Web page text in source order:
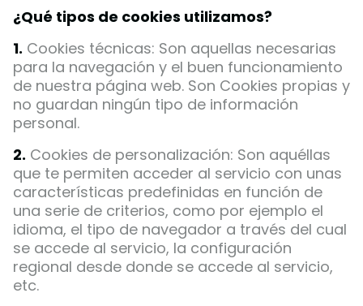
¿Qué tipos de cookies utilizamos?
1. Cookies técnicas: Son aquellas necesarias
para la navegación y el buen funcionamiento
de nuestra página web. Son Cookies propias y
no guardan ningún tipo de información
personal.
2. Cookies de personalización: Son aquéllas
que te permiten acceder al servicio con unas
características predefinidas en función de
una serie de criterios, como por ejemplo el
idioma, el tipo de navegador a través del cual
se accede al servicio, la configuración
regional desde donde se accede al servicio,
etc.